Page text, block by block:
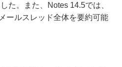
た。また、Notes 14.5では、
ールスレッド全体を要約可能